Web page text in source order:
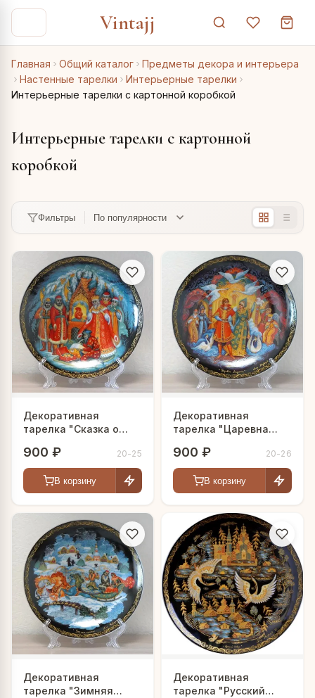
Vintajj
Главная Общий каталог
Предметы декора и интерьера
Настенные тарелки
Интерьерные тарелки
Интерьерные тарелки с картонной коробкой
Интерьерные тарелки с картонной
коробкой
Фильтры
Декоративная
тарелка "Сказка о
900 ₽ 20-25
В корзину
Декоративная
тарелка "Царевна
900 ₽ 20-26
В корзину
Декоративная
тарелка "Зимняя
Декоративная
тарелка "Русский